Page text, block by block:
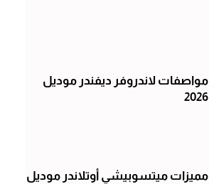
مواصفات لاندروفر ديفندر موديل
2026
مميزات ميتسوبيشي أوتلاندر موديل